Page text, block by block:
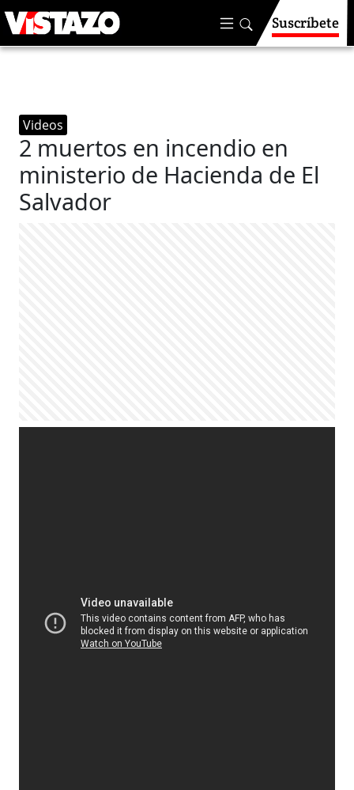
Suscríbete
Videos
2 muertos en incendio en
ministerio de Hacienda de El
Salvador